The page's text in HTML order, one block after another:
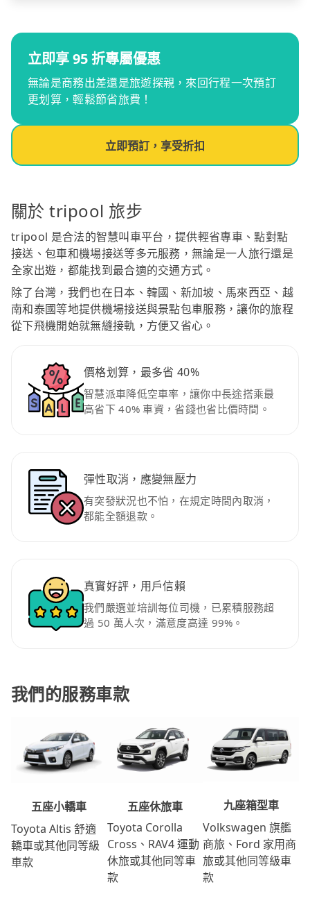
立即享 95 折專屬優惠
無論是商務出差還是旅遊探親，來回行程一次預訂
更划算，輕鬆節省旅費！
立即預訂，享受折扣
關於 tripool 旅步
tripool 是合法的智慧叫車平台，提供輕省專車、點對點
接送、包車和機場接送等多元服務，無論是一人旅行還是
全家出遊，都能找到最合適的交通方式。
除了台灣，我們也在日本、韓國、新加坡、馬來西亞、越
南和泰國等地提供機場接送與景點包車服務，讓你的旅程
從下飛機開始就無縫接軌，方便又省心。
價格划算，最多省 40%
智慧派車降低空車率，讓你中長途搭乘最
高省下 40% 車資，省錢也省比價時間。
彈性取消，應變無壓力
有突發狀況也不怕，在規定時間內取消，
都能全額退款。
真實好評，用戶信賴
我們嚴選並培訓每位司機，已累積服務超
過 50 萬人次，滿意度高達 99%。
我們的服務車款
五座小轎車
Toyota Altis 舒適
轎車或其他同等級
車款
五座休旅車
Toyota Corolla
Cross、RAV4 運動
休旅或其他同等車
款
九座箱型車
Volkswagen 旗艦
商旅、Ford 家用商
旅或其他同等級車
款